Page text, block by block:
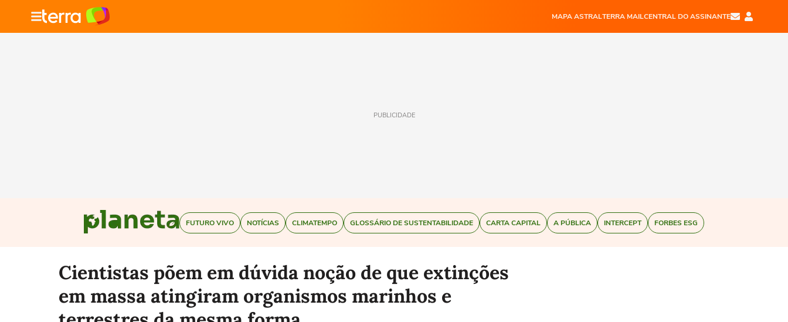
MAPA ASTRALTERRA MAILCENTRAL DO ASSINANTE
PUBLICIDADE
FUTURO VIVO NOTÍCIAS CLIMATEMPO GLOSSÁRIO DE SUSTENTABILIDADE CARTA CAPITAL A PÚBLICA INTERCEPT FORBES ESG
Cientistas põem em dúvida noção de que extinções
em massa atingiram organismos marinhos e